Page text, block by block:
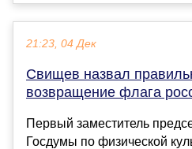
21:23, 04 Дек
Свищев назвал
возвращение флага
Первый заместитель
Госдумы по физической